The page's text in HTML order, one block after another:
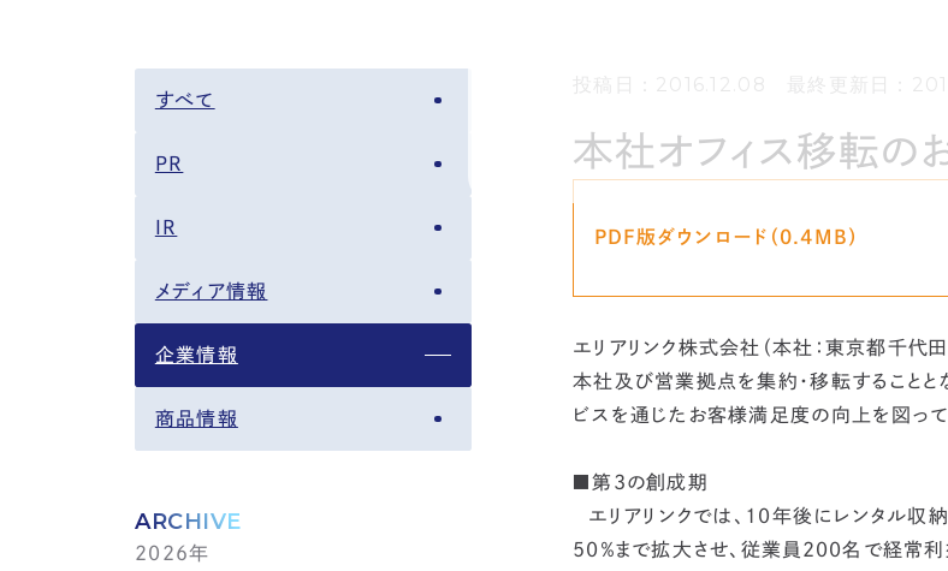
よくある質問・用語集
免責事項
すべて
PR
IR
メディア情報
企業情報
商品情報
ARCHIVE
2026年
投稿日：2016.12.08 最終更新日：
本社オフィス移転の
PDF版ダウンロード（0.4MB）
エリアリンク株式会社（本社：東京都千
本社及び営業拠点を集約・移転することと
ビスを通じたお客様満足度の向上を図って
■第3の創成期
エリアリンクでは、10年後にレンタル収
50％まで拡大させ、従業員200名で経常